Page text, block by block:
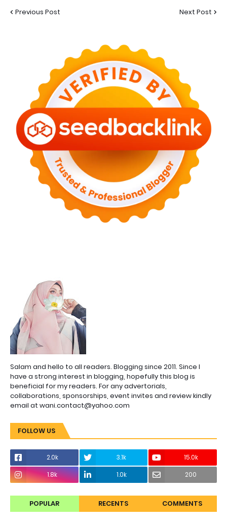
Previous Post Next Post
Salam and hello to all readers. Blogging since 2011. Since I
have a strong interest in blogging, hopefully this blog is
beneficial for my readers. For any advertorials,
collaborations, sponsorships, event invites and review kindly
email at wani.contact@yahoo.com
FOLLOW US
2.0k 3.1k
15.0k
1.8k
1.0k 200
POPULAR RECENTS COMMENTS